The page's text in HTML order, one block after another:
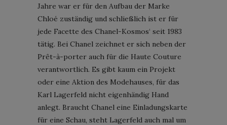
Jahre war er für den Aufbau der Marke
Chloé zuständig und schließlich ist er für
jede Facette des Chanel-Kosmos‘ seit 1983
tätig. Bei Chanel zeichnet er sich neben der
Prêt-à-porter auch für die Haute Couture
verantwortlich. Es gibt kaum ein Projekt
oder eine Aktion des Modehauses, für das
Karl Lagerfeld nicht eigenhändig Hand
anlegt. Braucht Chanel eine Einladungskarte
für eine Schau, steht Lagerfeld auch mal um